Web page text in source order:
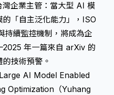
企業主管：當大型 AI 模
「自主泛化能力」，ISO
持續監控機制，將成為企
年一篇來自 arXiv 的
技術預警。
AI Model Enabled
Optimization（Yuhang